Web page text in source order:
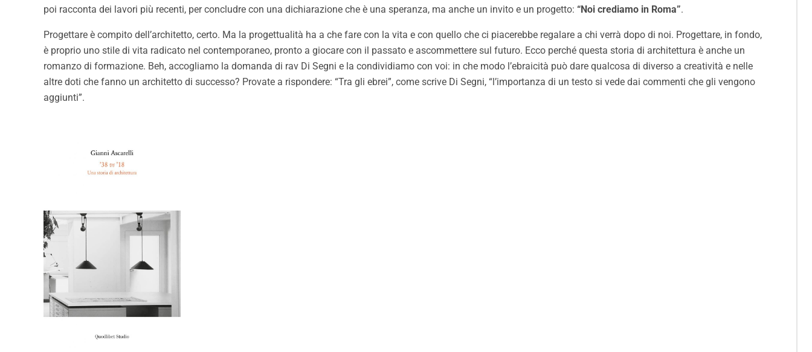
poi racconta dei lavori più recenti, per concludre con una dichiarazione che è una speranza, ma anche un invito e un progetto: “Noi crediamo in Roma”.
Progettare è compito dell’architetto, certo. Ma la progettualità ha a che fare con la vita e con quello che ci piacerebbe regalare a chi verrà dopo di noi. Progettare, in fondo,
è proprio uno stile di vita radicato nel contemporaneo, pronto a giocare con il passato e ascommettere sul futuro. Ecco perché questa storia di architettura è anche un
romanzo di formazione. Beh, accogliamo la domanda di rav Di Segni e la condividiamo con voi: in che modo l’ebraicità può dare qualcosa di diverso a creatività e nelle
altre doti che fanno un architetto di successo? Provate a rispondere: “Tra gli ebrei”, come scrive Di Segni, “l’importanza di un testo si vede dai commenti che gli vengono
aggiunti”.